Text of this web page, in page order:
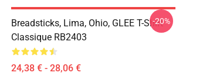
Breadsticks, Lima, Ohio, GLEE T-Shirt
Classique RB2403
24,38 € - 28,06 €
-20%